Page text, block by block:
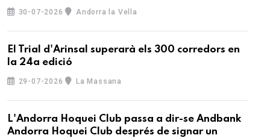
30-07-2026 Andorra la Vella
El Trial d'Arinsal superarà els 300 corredors en
la 24a edició
29-07-2026 La Massana
L'Andorra Hoquei Club passa a dir-se Andbank
Andorra Hoquei Club després de signar un